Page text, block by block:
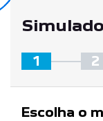
Escolha o